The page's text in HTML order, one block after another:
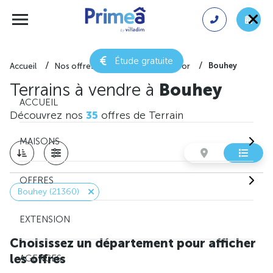
Étude gratuite
ACCUEIL
MAISONS
OFFRES
EXTENSION
AGENCES
Accueil Nos offres de terrain Côte-d'or Bouhey
Terrains à vendre à Bouhey
Découvrez nos 35 offres de Terrain
Bouhey (21360)
Choisissez un département pour afficher
les offres